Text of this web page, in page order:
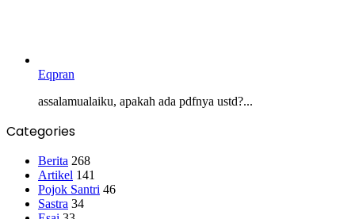
Eqpran
assalamualaiku, apakah ada pdfnya ustd?...
Categories
Berita 268
Artikel 141
Pojok Santri 46
Sastra 34